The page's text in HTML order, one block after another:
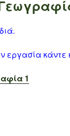
εργασία
1